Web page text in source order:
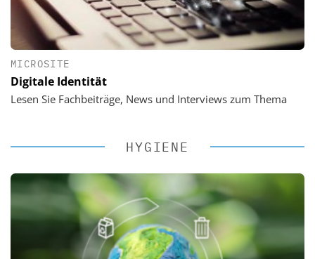
MICROSITE
Digitale Identität
Lesen Sie Fachbeiträge, News und Interviews zum Thema
HYGIENE